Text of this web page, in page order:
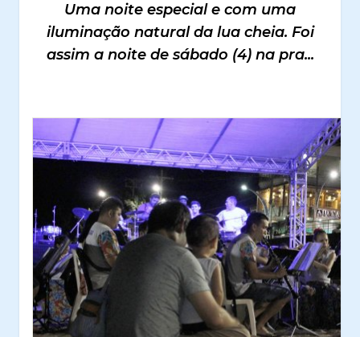
Uma noite especial e com uma
iluminação natural da lua cheia. Foi
assim a noite de sábado (4) na pra...